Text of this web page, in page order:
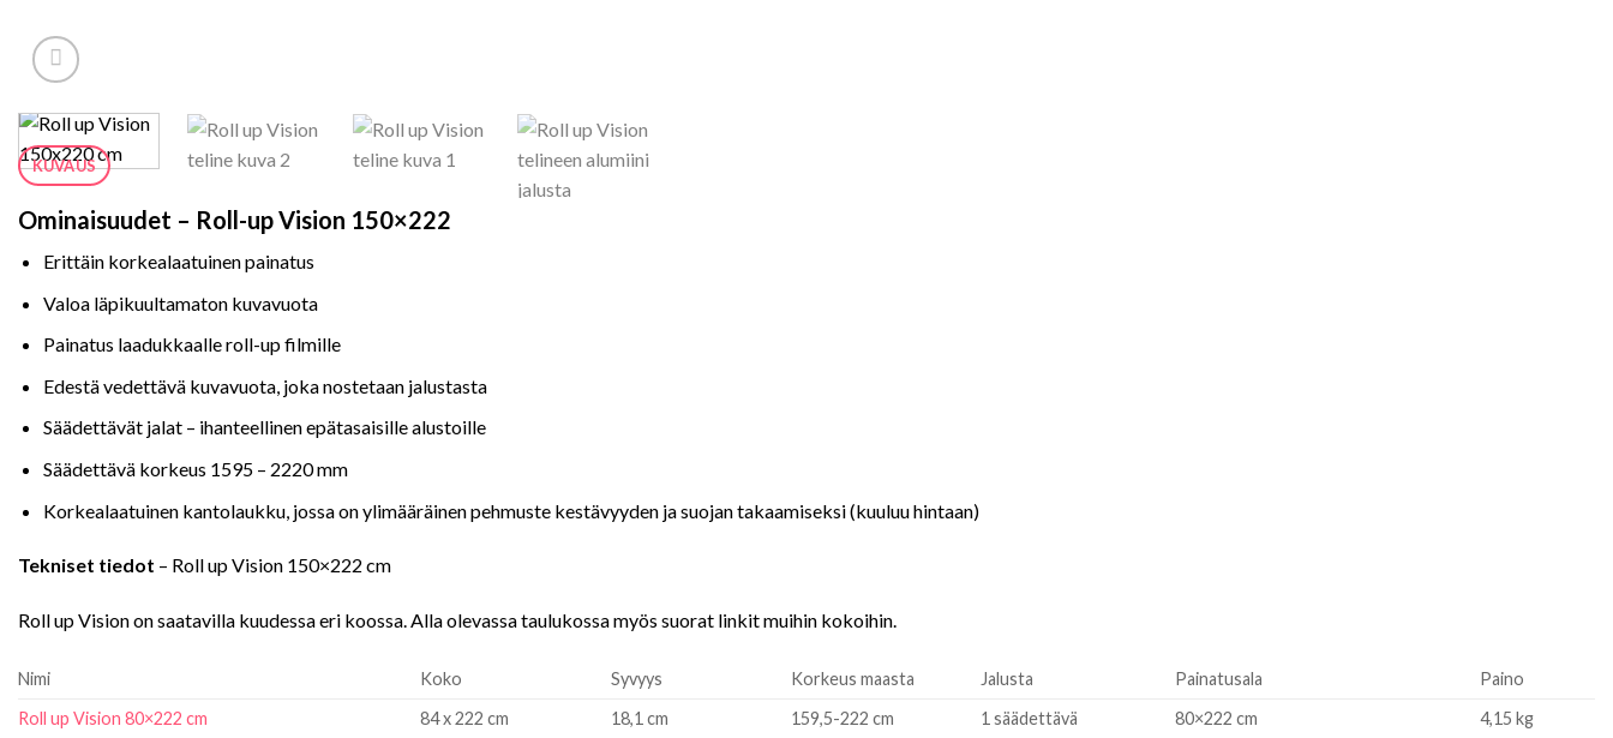
KUVAUS
Ominaisuudet – Roll-up Vision 150×222
Erittäin korkealaatuinen painatus
Valoa läpikuultamaton kuvavuota
Painatus laadukkaalle roll-up filmille
Edestä vedettävä kuvavuota, joka nostetaan jalustasta
Säädettävät jalat – ihanteellinen epätasaisille alustoille
Säädettävä korkeus 1595 – 2220 mm
Korkealaatuinen kantolaukku, jossa on ylimääräinen pehmuste kestävyyden ja suojan takaamiseksi (kuuluu hintaan)
Tekniset tiedot – Roll up Vision 150×222 cm
Roll up Vision on saatavilla kuudessa eri koossa. Alla olevassa taulukossa myös suorat linkit muihin kokoihin.
Nimi Koko Syvyys Korkeus maasta Jalusta Painatusala
Paino
Roll up Vision 80×222 cm
84 x 222 cm 18,1 cm 159,5-222 cm 1 säädettävä 80×222 cm 4,15 kg